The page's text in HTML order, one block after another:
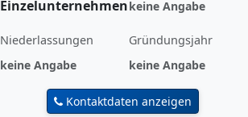
Einzelunternehmenkeine Angabe
Niederlassungen
keine Angabe
Gründungsjahr
keine Angabe
Kontaktdaten anzeigen